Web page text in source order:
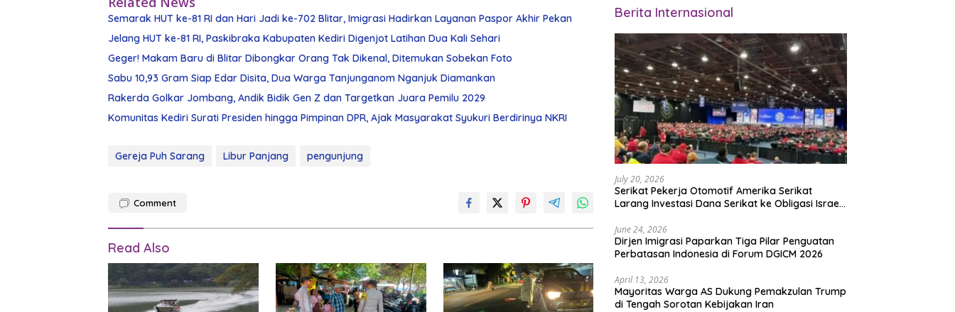
Semarak HUT ke-81 RI dan Hari Jadi ke-702 Blitar, Imigrasi Hadirkan Layanan Paspor Akhir Pekan
Jelang HUT ke-81 RI, Paskibraka Kabupaten Kediri Digenjot Latihan Dua Kali Sehari
Geger! Makam Baru di Blitar Dibongkar Orang Tak Dikenal, Ditemukan Sobekan Foto
Sabu 10,93 Gram Siap Edar Disita, Dua Warga Tanjunganom Nganjuk Diamankan
Rakerda Golkar Jombang, Andik Bidik Gen Z dan Targetkan Juara Pemilu 2029
Komunitas Kediri Surati Presiden hingga Pimpinan DPR, Ajak Masyarakat Syukuri Berdirinya NKRI
Gereja Puh Sarang Libur Panjang pengunjung
Comment
Read Also
Berita Internasional
July 20, 2026
Serikat Pekerja Otomotif Amerika Serikat
Larang Investasi Dana Serikat ke Obligasi Israel,
June 24, 2026
Dirjen Imigrasi Paparkan Tiga Pilar Penguatan
Perbatasan Indonesia di Forum DGICM 2026
April 13, 2026
Mayoritas Warga AS Dukung Pemakzulan Trump
di Tengah Sorotan Kebijakan Iran